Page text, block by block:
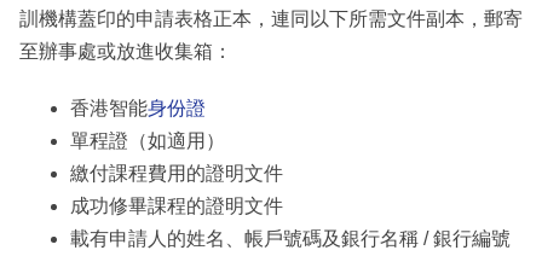
訓機構蓋印的申請表格正本，連同以下所需文件副本，郵寄
至辦事處或放進收集箱：
香港智能身份證
單程證（如適用）
繳付課程費用的證明文件
成功修畢課程的證明文件
載有申請人的姓名、帳戶號碼及銀行名稱 / 銀行編號